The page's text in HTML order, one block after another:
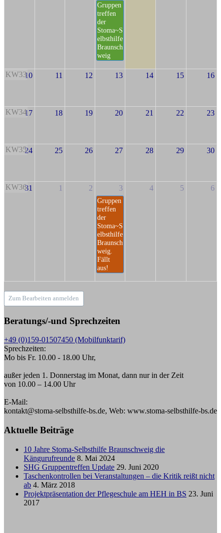
Gruppen
treffen
der
Stoma~S
elbsthilfe
Braunsch
weig
KW3310 11 12 13 14 15 16
KW3417 18 19 20 21 22 23
KW3524 25 26 27 28 29 30
KW3631 1 2 3
Gruppen
treffen
der
Stoma~S
elbsthilfe
Braunsch
weig.
Fällt
aus!
4 5 6
Zum Bearbeiten anmelden
Beratungs/-und Sprechzeiten
+49 (0)159-01507450 (Mobilfunktarif)
Sprechzeiten:
Mo bis Fr. 10.00 - 18.00 Uhr,
außer jeden 1. Donnerstag im Monat, dann nur in der Zeit
von 10.00 – 14.00 Uhr
E-Mail:
kontakt@stoma-selbsthilfe-bs.de, Web: www.stoma-selbsthilfe-bs.de
Aktuelle Beiträge
10 Jahre Stoma-Selbsthilfe Braunschweig die
Kängurufreunde 8. Mai 2024
SHG Gruppentreffen Update 29. Juni 2020
Taschenkontrollen bei Veranstaltungen – die Kritik reißt nicht
ab 4. März 2018
Projektpräsentation der Pflegeschule am HEH in BS 23. Juni
2017